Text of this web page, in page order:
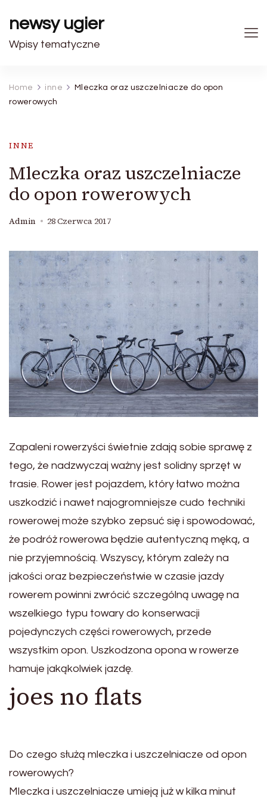
newsy ugier
Wpisy tematyczne
Home inne
Mleczka oraz uszczelniacze do opon
rowerowych
INNE
Mleczka oraz uszczelniacze
do opon rowerowych
Admin 28 Czerwca 2017
Zapaleni rowerzyści świetnie zdają sobie sprawę z
tego, że nadzwyczaj ważny jest solidny sprzęt w
trasie. Rower jest pojazdem, który łatwo można
uszkodzić i nawet najogromniejsze cudo techniki
rowerowej może szybko zepsuć się i spowodować,
że podróż rowerowa będzie autentyczną męką, a
nie przyjemnością. Wszyscy, którym zależy na
jakości oraz bezpieczeństwie w czasie jazdy
rowerem powinni zwrócić szczególną uwagę na
wszelkiego typu towary do konserwacji
pojedynczych części rowerowych, przede
wszystkim opon. Uszkodzona opona w rowerze
hamuje jakąkolwiek jazdę.
joes no flats
Do czego służą mleczka i uszczelniacze od opon
rowerowych?
Mleczka i uszczelniacze umieją już w kilka minut